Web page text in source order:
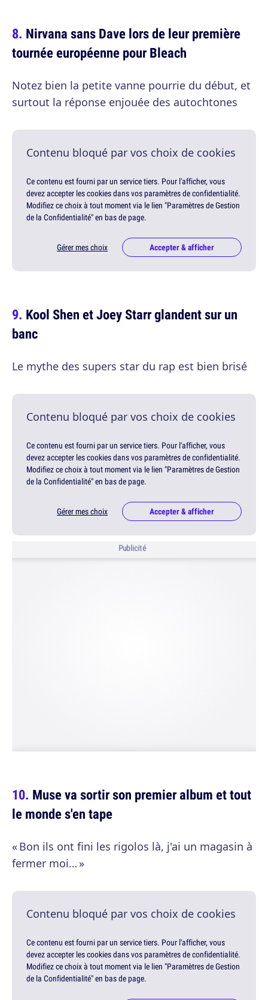
Nirvana sans Dave lors de leur première
tournée européenne pour Bleach
Notez bien la petite vanne pourrie du début, et
surtout la réponse enjouée des autochtones
Contenu bloqué par vos choix de cookies
Ce contenu est fourni par un service tiers. Pour l'afficher, vous
devez accepter les cookies dans vos paramètres de confidentialité.
Modifiez ce choix à tout moment via le lien "Paramètres de Gestion
de la Confidentialité" en bas de page.
Gérer mes choix Accepter & afficher
Kool Shen et Joey Starr glandent sur un
banc
Le mythe des supers star du rap est bien brisé
Contenu bloqué par vos choix de cookies
Ce contenu est fourni par un service tiers. Pour l'afficher, vous
devez accepter les cookies dans vos paramètres de confidentialité.
Modifiez ce choix à tout moment via le lien "Paramètres de Gestion
de la Confidentialité" en bas de page.
Gérer mes choix Accepter & afficher
Publicité
Muse va sortir son premier album et tout
le monde s'en tape
« Bon ils ont fini les rigolos là, j'ai un magasin à
fermer moi… »
Contenu bloqué par vos choix de cookies
Ce contenu est fourni par un service tiers. Pour l'afficher, vous
devez accepter les cookies dans vos paramètres de confidentialité.
Modifiez ce choix à tout moment via le lien "Paramètres de Gestion
de la Confidentialité" en bas de page.